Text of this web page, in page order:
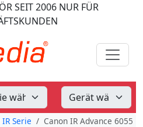
SEIT 2006 NUR FÜR
Serie Canon IR Advance 6055